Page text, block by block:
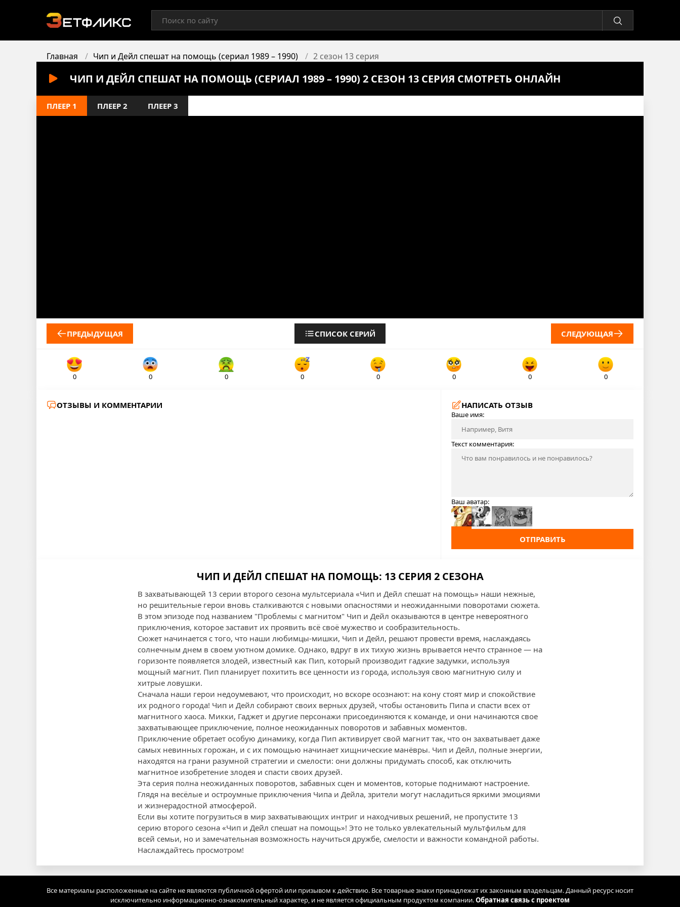
Главная Чип и Дейл спешат на помощь (сериал 1989 – 1990) 2 сезон 13 серия
ЧИП И ДЕЙЛ СПЕШАТ НА ПОМОЩЬ (СЕРИАЛ 1989 – 1990) 2 СЕЗОН 13 СЕРИЯ СМОТРЕТЬ ОНЛАЙН
ПЛЕЕР 1 ПЛЕЕР 2 ПЛЕЕР 3
ПРЕДЫДУЩАЯ СПИСОК СЕРИЙ СЛЕДУЮЩАЯ
0 0 0 0 0 0 0 0
ОТЗЫВЫ И КОММЕНТАРИИ НАПИСАТЬ ОТЗЫВ
Ваше имя:
Текст комментария:
Ваш аватар:
ОТПРАВИТЬ
ЧИП И ДЕЙЛ СПЕШАТ НА ПОМОЩЬ: 13 СЕРИЯ 2 СЕЗОНА
В захватывающей 13 серии второго сезона мультсериала «Чип и Дейл спешат на помощь» наши нежные,
но решительные герои вновь сталкиваются с новыми опасностями и неожиданными поворотами сюжета.
В этом эпизоде под названием "Проблемы с магнитом" Чип и Дейл оказываются в центре невероятного
приключения, которое заставит их проявить всё своё мужество и сообразительность.
Сюжет начинается с того, что наши любимцы-мишки, Чип и Дейл, решают провести время, наслаждаясь
солнечным днем в своем уютном домике. Однако, вдруг в их тихую жизнь врывается нечто странное — на
горизонте появляется злодей, известный как Пип, который производит гадкие задумки, используя
мощный магнит. Пип планирует похитить все ценности из города, используя свою магнитную силу и
хитрые ловушки.
Сначала наши герои недоумевают, что происходит, но вскоре осознают: на кону стоят мир и спокойствие
их родного города! Чип и Дейл собирают своих верных друзей, чтобы остановить Пипа и спасти всех от
магнитного хаоса. Микки, Гаджет и другие персонажи присоединяются к команде, и они начинаются свое
захватывающее приключение, полное неожиданных поворотов и забавных моментов.
Приключение обретает особую динамику, когда Пип активирует свой магнит так, что он захватывает даже
самых невинных горожан, и с их помощью начинает хищнические манёвры. Чип и Дейл, полные энергии,
находятся на грани разумной стратегии и смелости: они должны придумать способ, как отключить
магнитное изобретение злодея и спасти своих друзей.
Эта серия полна неожиданных поворотов, забавных сцен и моментов, которые поднимают настроение.
Глядя на весёлые и остроумные приключения Чипа и Дейла, зрители могут насладиться яркими эмоциями
и жизнерадостной атмосферой.
Если вы хотите погрузиться в мир захватывающих интриг и находчивых решений, не пропустите 13
серию второго сезона «Чип и Дейл спешат на помощь»! Это не только увлекательный мультфильм для
всей семьи, но и замечательная возможность научиться дружбе, смелости и важности командной работы.
Наслаждайтесь просмотром!
Все материалы расположенные на сайте не являются публичной офертой или призывом к действию. Все товарные знаки принадлежат их законным владельцам. Данный ресурс носит
исключительно информационно-ознакомительный характер, и не является официальным продуктом компании.Обратная связь с проектом